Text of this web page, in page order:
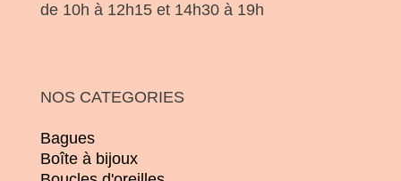
de 10h à 12h15 et 14h30 à 19h
NOS CATEGORIES
Bagues
Boîte à bijoux